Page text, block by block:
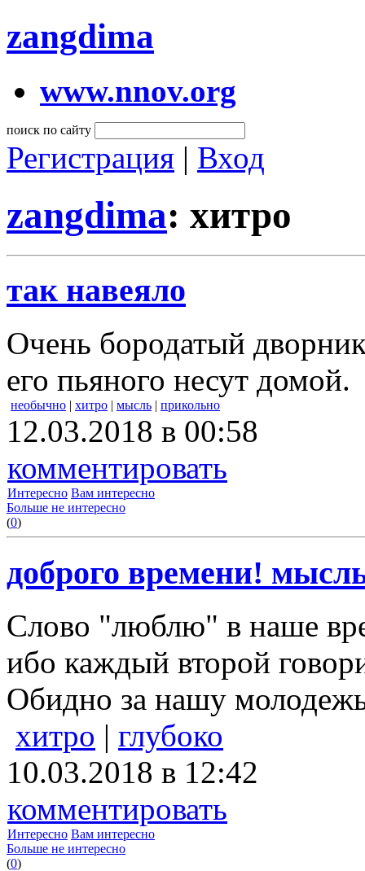
zangdima
www.nnov.org
поиск по сайту
Регистрация | Вход
zangdima: хитро
так навеяло
Очень бородатый
его пьяного несут домой.
необычно | хитро | мысль | прикольно
12.03.2018 в 00:58
комментировать
Интересно Вам интересно
Больше не интересно
(0)
доброго времени!
Слово "люблю" в наше
ибо каждый второй
Обидно за нашу
хитро | глубоко
10.03.2018 в 12:42
комментировать
Интересно Вам интересно
Больше не интересно
(0)